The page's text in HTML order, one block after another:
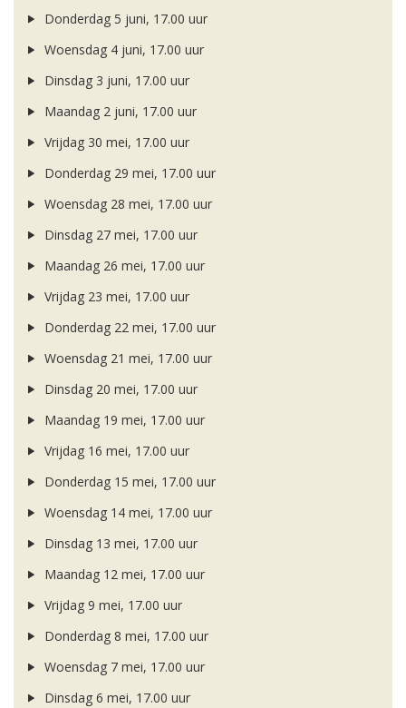
Donderdag 5 juni, 17.00 uur
Woensdag 4 juni, 17.00 uur
Dinsdag 3 juni, 17.00 uur
Maandag 2 juni, 17.00 uur
Vrijdag 30 mei, 17.00 uur
Donderdag 29 mei, 17.00 uur
Woensdag 28 mei, 17.00 uur
Dinsdag 27 mei, 17.00 uur
Maandag 26 mei, 17.00 uur
Vrijdag 23 mei, 17.00 uur
Donderdag 22 mei, 17.00 uur
Woensdag 21 mei, 17.00 uur
Dinsdag 20 mei, 17.00 uur
Maandag 19 mei, 17.00 uur
Vrijdag 16 mei, 17.00 uur
Donderdag 15 mei, 17.00 uur
Woensdag 14 mei, 17.00 uur
Dinsdag 13 mei, 17.00 uur
Maandag 12 mei, 17.00 uur
Vrijdag 9 mei, 17.00 uur
Donderdag 8 mei, 17.00 uur
Woensdag 7 mei, 17.00 uur
Dinsdag 6 mei, 17.00 uur